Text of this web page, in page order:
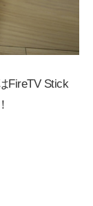
FireTV Stick